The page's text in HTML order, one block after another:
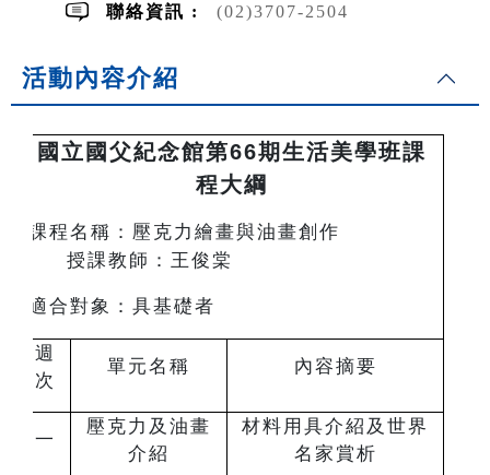
聯絡資訊 : (02)3707-2504
活動內容介紹
國立國父紀念館第66期生活美學班課
程大綱
課程名稱：壓克力繪畫與油畫創作
授課教師：王俊棠
適合對象：具基礎者
週
次
單元名稱 內容摘要
一
壓克力及油畫
介紹
材料用具介紹及世界
名家賞析